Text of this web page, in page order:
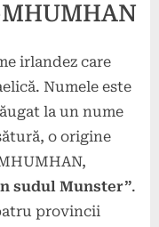
irlandez care
Numele este
la un nume
o origine
sudul Munster”.
provincii